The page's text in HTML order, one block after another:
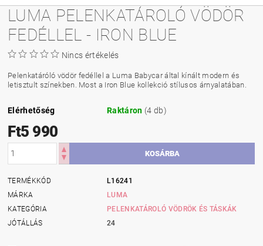
LUMA PELENKATÁROLÓ VÖDÖR
FEDÉLLEL - IRON BLUE
Nincs értékelés
Pelenkatáróló vödör fedéllel a Luma Babycar által kínált modern és
letisztult színekben. Most a Iron Blue kollekció stílusos árnyalatában.
Elérhetőség Raktáron (4 db)
Ft5 990
TERMÉKKÓD
L16241
MÁRKA
LUMA
KATEGÓRIA
PELENKATÁROLÓ VÖDRÖK ÉS TÁSKÁK
JÓTÁLLÁS
24